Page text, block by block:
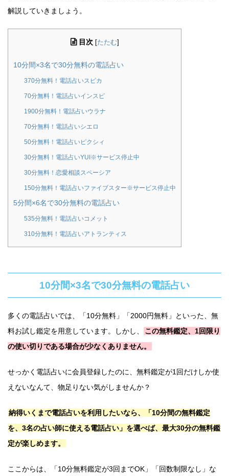
解説していきましょう。
目次 たたむ
10分間×3名で30分無料の電話占い
370分無料！電話占いスピカ
70分無料！電話占いインスピ
1900分無料！電話占いウラナ
70分無料！電話占いシエロ
50分無料！電話占いピクシィ
30分無料！電話占いYUI※サービス停止中
30分無料！恋愛相談スペーシア
150分無料！電話占いファイブスター※サービス停止中
5分間×6名で30分無料の電話占い
535分無料！電話占いコメット
310分無料！電話占いアトランティス
10分間×3名で30分無料の電話占い
多くの電話占いでは、「10分無料」「2000円無料」といった、無
料お試し鑑定を用意しています。しかし、
この無料鑑定、1回限り
の使い切りである場合が少なくありません。
せっかく電話占いに会員登録したのに、無料鑑定が1回だけしか使
えないなんて、物足りない気がしませんか？
納得いくまで電話占いを利用したいなら、「10分間の無料鑑定
を、3名の占い師に使える電話占い」を選べば、最大30分の無料鑑
定が楽しめます。
ここからは、「10分無料鑑定が3回までOK」「回数制限なし」な